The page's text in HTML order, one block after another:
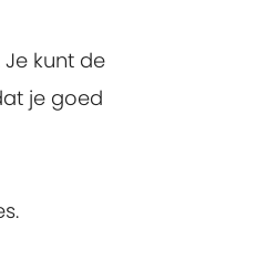
kunt de
je goed